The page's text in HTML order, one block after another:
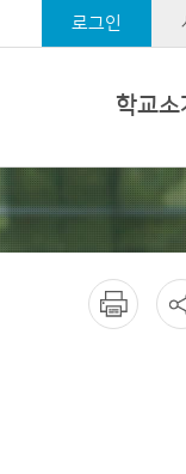
로그인
학교소